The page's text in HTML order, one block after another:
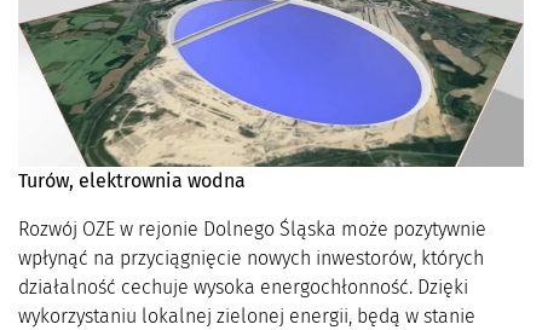
Turów, elektrownia wodna
Rozwój OZE w rejonie Dolnego Śląska może pozytywnie
wpłynąć na przyciągnięcie nowych inwestorów, których
działalność cechuje wysoka energochłonność. Dzięki
wykorzystaniu lokalnej zielonej energii, będą w stanie